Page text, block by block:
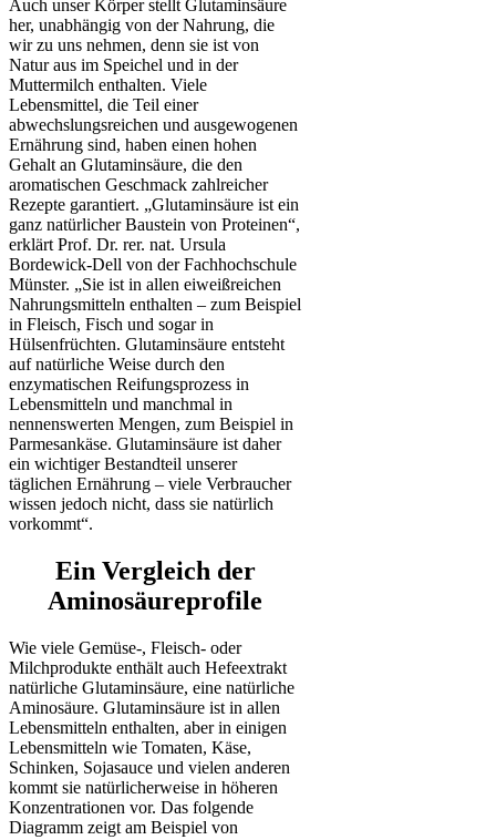
Auch unser Körper stellt Glutaminsäure
her, unabhängig von der Nahrung, die
wir zu uns nehmen, denn sie ist von
Natur aus im Speichel und in der
Muttermilch enthalten. Viele
Lebensmittel, die Teil einer
abwechslungsreichen und ausgewogenen
Ernährung sind, haben einen hohen
Gehalt an Glutaminsäure, die den
aromatischen Geschmack zahlreicher
Rezepte garantiert. „Glutaminsäure ist ein
ganz natürlicher Baustein von Proteinen“,
erklärt Prof. Dr. rer. nat. Ursula
Bordewick-Dell von der Fachhochschule
Münster. „Sie ist in allen eiweißreichen
Nahrungsmitteln enthalten – zum Beispiel
in Fleisch, Fisch und sogar in
Hülsenfrüchten. Glutaminsäure entsteht
auf natürliche Weise durch den
enzymatischen Reifungsprozess in
Lebensmitteln und manchmal in
nennenswerten Mengen, zum Beispiel in
Parmesankäse. Glutaminsäure ist daher
ein wichtiger Bestandteil unserer
täglichen Ernährung – viele Verbraucher
wissen jedoch nicht, dass sie natürlich
vorkommt“.
Ein Vergleich der
Aminosäureprofile
Wie viele Gemüse-, Fleisch- oder
Milchprodukte enthält auch Hefeextrakt
natürliche Glutaminsäure, eine natürliche
Aminosäure. Glutaminsäure ist in allen
Lebensmitteln enthalten, aber in einigen
Lebensmitteln wie Tomaten, Käse,
Schinken, Sojasauce und vielen anderen
kommt sie natürlicherweise in höheren
Konzentrationen vor. Das folgende
Diagramm zeigt am Beispiel von